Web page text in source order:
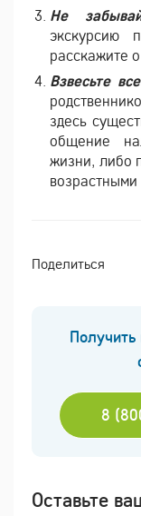
Не
экскурсию
расскажите
Взвесьте
здесь
общение
жизни, либо
возрастными
Поделиться
8
Оставьте